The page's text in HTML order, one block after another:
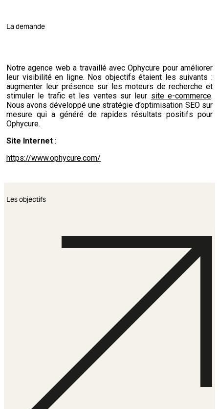
La demande
Notre agence web a travaillé avec Ophycure pour améliorer
leur visibilité en ligne. Nos objectifs étaient les suivants :
augmenter leur présence sur les moteurs de recherche et
stimuler le trafic et les ventes sur leur site e-commerce.
Nous avons développé une stratégie d’optimisation SEO sur
mesure qui a généré de rapides résultats positifs pour
Ophycure.
Site Internet :
https://www.ophycure.com/
Les objectifs